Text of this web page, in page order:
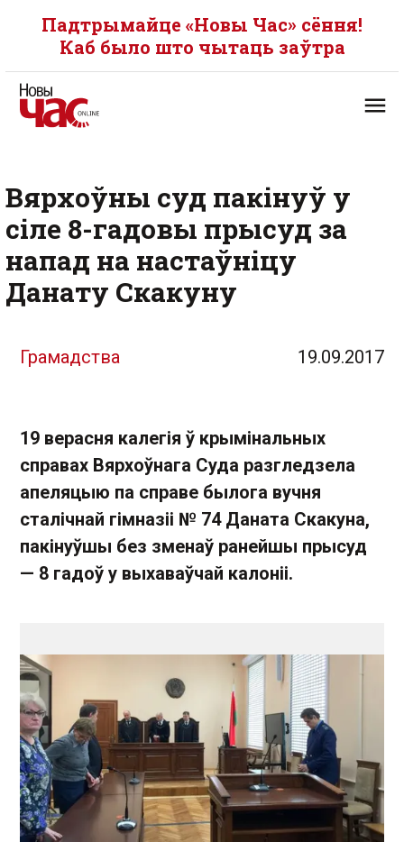
Падтрымайце «Новы Час» сёння!
Каб было што чытаць заўтра
Вярхоўны суд пакінуў у
сіле 8-гадовы прысуд за
напад на настаўніцу
Данату Скакуну
Грамадства 19.09.2017
19 верасня калегія ў крымінальных
справах Вярхоўнага Суда разгледзела
апеляцыю па справе былога вучня
сталічнай гімназіі № 74 Даната Скакуна,
пакінуўшы без зменаў ранейшы прысуд
— 8 гадоў у выхаваўчай калоніі.